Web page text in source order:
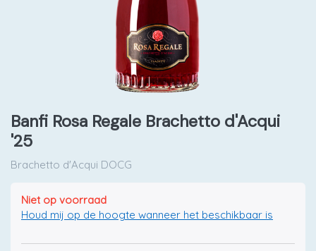
Banfi Rosa Regale Brachetto d'Acqui
'25
Brachetto d'Acqui DOCG
Niet op voorraad
Houd mij op de hoogte wanneer het beschikbaar is